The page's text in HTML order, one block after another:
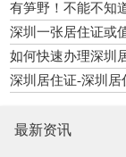
有笋野！不能不知
深圳一张居住证或
如何快速办理深圳
深圳居住证-深圳居
最新资讯